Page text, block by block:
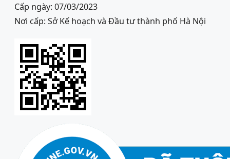
Cấp ngày: 07/03/2023
Nơi cấp: Sở Kế hoạch và Đầu tư thành phố Hà Nội